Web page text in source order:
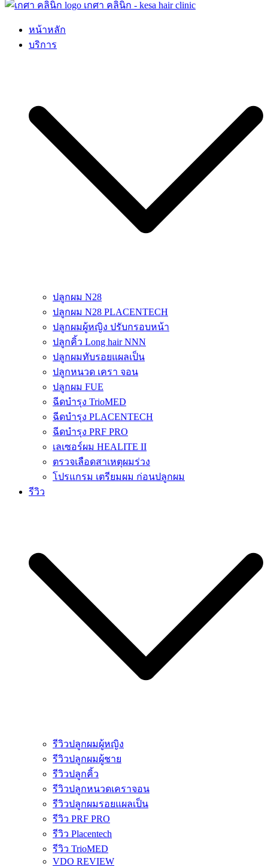
เกศา คลินิก – kesa hair clinic
kesa hair ปลูกผม ปลูกคิ้ว รักษาผมร่วง ผมบาง
หน้าหลัก
บริการ
ปลูกผม N28
ปลูกผม N28 PLACENTECH
ปลูกผมผู้หญิง ปรับกรอบหน้า
ปลูกคิ้ว Long hair NNN
ปลูกผมทับรอยแผลเป็น
ปลูกหนวด เครา จอน
ปลูกผม FUE
ฉีดบำรุง TrioMED
ฉีดบำรุง PLACENTECH
ฉีดบำรุง PRF PRO
เลเซอร์ผม HEALITE II
ตรวจเลือดสาเหตุผมร่วง
โปรแกรม เตรียมผม ก่อนปลูกผม
รีวิว
รีวิวปลูกผมผู้หญิง
รีวิวปลูกผมผู้ชาย
รีวิวปลูกคิ้ว
รีวิวปลูกหนวดเคราจอน
รีวิวปลูกผมรอยแผลเป็น
รีวิว PRF PRO
รีวิว Placentech
รีวิว TrioMED
VDO REVIEW